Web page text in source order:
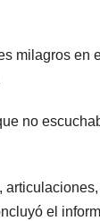
milagros en
no
el